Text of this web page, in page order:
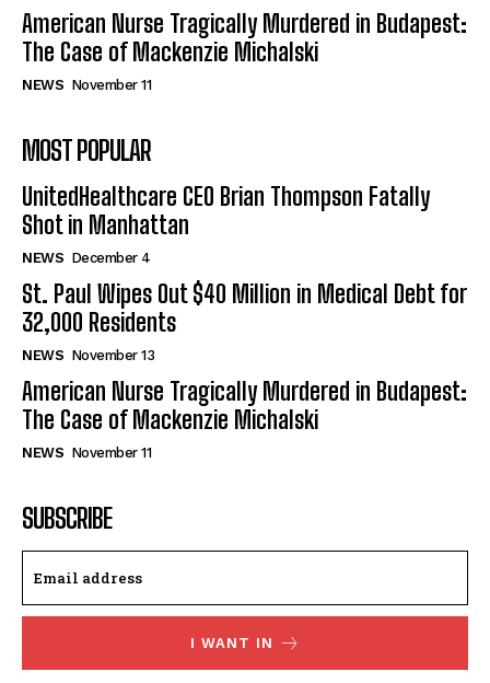
American Nurse Tragically Murdered in Budapest:
The Case of Mackenzie Michalski
NEWS November 11
MOST POPULAR
UnitedHealthcare CEO Brian Thompson Fatally
Shot in Manhattan
NEWS December 4
St. Paul Wipes Out $40 Million in Medical Debt for
32,000 Residents
NEWS November 13
American Nurse Tragically Murdered in Budapest:
The Case of Mackenzie Michalski
NEWS November 11
SUBSCRIBE
I WANT IN